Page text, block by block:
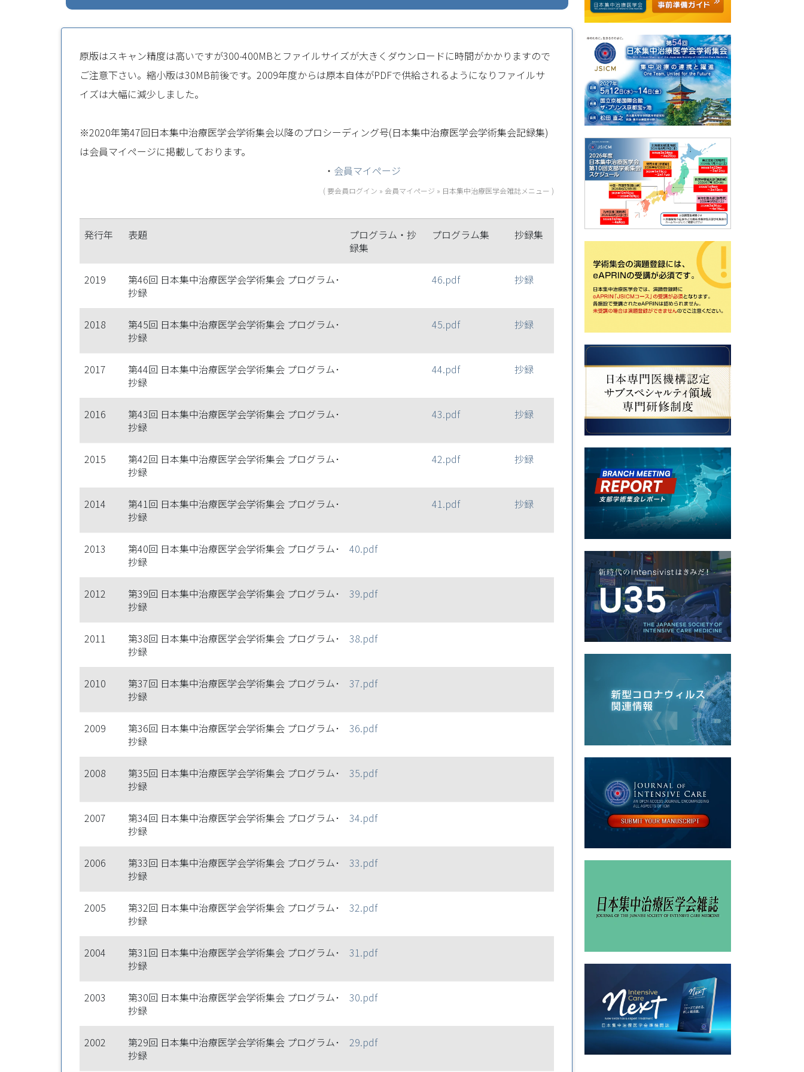
原版はスキャン精度は高いですが300-400MBとファイルサイズが大きくダウンロードに時間がかかりますので
ご注意下さい。縮小版は30MB前後です。2009年度からは原本自体がPDFで供給されるようになりファイルサ
イズは大幅に減少しました。
※2020年第47回日本集中治療医学会学術集会以降のプロシーディング号(日本集中治療医学会学術集会記録集)
は会員マイページに掲載しております。
・ 会員マイページ
( 要会員ログイン » 会員マイページ » 日本集中治療医学会雑誌メニュー )
発行年 表題
プログラム・抄
録集
プログラム集 抄録集
2019
第46回 日本集中治療医学会学術集会 プログラム･
抄録
46.pdf 抄録
2018
第45回 日本集中治療医学会学術集会 プログラム･
抄録
45.pdf 抄録
2017
第44回 日本集中治療医学会学術集会 プログラム･
抄録
44.pdf 抄録
2016
第43回 日本集中治療医学会学術集会 プログラム･
抄録
43.pdf 抄録
2015
第42回 日本集中治療医学会学術集会 プログラム･
抄録
42.pdf 抄録
2014
第41回 日本集中治療医学会学術集会 プログラム･
抄録
41.pdf 抄録
2013
第40回 日本集中治療医学会学術集会 プログラム･
抄録
40.pdf
2012
第39回 日本集中治療医学会学術集会 プログラム･
抄録
39.pdf
2011
第38回 日本集中治療医学会学術集会 プログラム･
抄録
38.pdf
2010
第37回 日本集中治療医学会学術集会 プログラム･
抄録
37.pdf
2009
第36回 日本集中治療医学会学術集会 プログラム･
抄録
36.pdf
2008
第35回 日本集中治療医学会学術集会 プログラム･
抄録
35.pdf
2007
第34回 日本集中治療医学会学術集会 プログラム･
抄録
34.pdf
2006
第33回 日本集中治療医学会学術集会 プログラム･
抄録
33.pdf
2005
第32回 日本集中治療医学会学術集会 プログラム･
抄録
32.pdf
2004
第31回 日本集中治療医学会学術集会 プログラム･
抄録
31.pdf
2003
第30回 日本集中治療医学会学術集会 プログラム･
抄録
30.pdf
2002
第29回 日本集中治療医学会学術集会 プログラム･
抄録
29.pdf